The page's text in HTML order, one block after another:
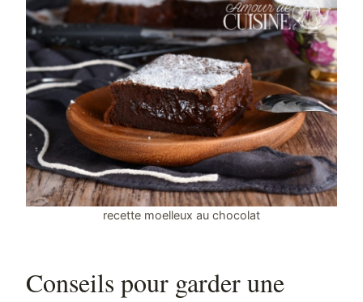
recette moelleux au chocolat
Conseils pour garder une